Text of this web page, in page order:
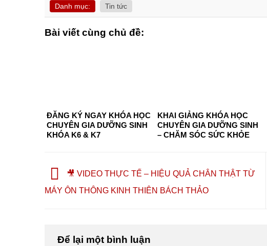
Danh mục: Tin tức
Bài viết cùng chủ đề:
ĐĂNG KÝ NGAY KHÓA HỌC
CHUYÊN GIA DƯỠNG SINH
KHÓA K6 & K7
KHAI GIẢNG KHÓA HỌC
CHUYÊN GIA DƯỠNG SINH
– CHĂM SÓC SỨC KHỎE
KHỞI NGHIỆP
🎥 VIDEO THỰC TẾ – HIỆU QUẢ CHÂN THẬT TỪ
MÁY ÔN THÔNG KINH THIÊN BÁCH THẢO
Để lại một bình luận